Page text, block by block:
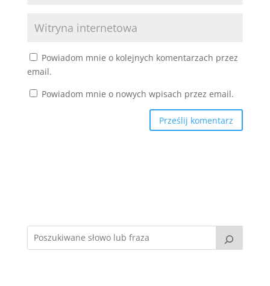
Powiadom mnie o kolejnych komentarzach przez
email.
Powiadom mnie o nowych wpisach przez email.